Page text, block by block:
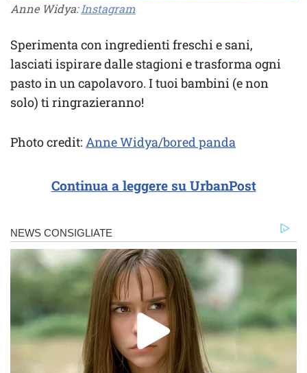
Anne Widya:Instagram
Sperimenta con ingredienti freschi e sani,
lasciati ispirare dalle stagioni e trasforma ogni
pasto in un capolavoro. I tuoi bambini (e non
solo) ti ringrazieranno!
Photo credit: Anne Widya/bored panda
Continua a leggere su UrbanPost